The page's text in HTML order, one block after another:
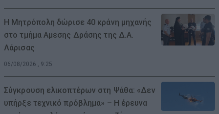
Η Μητρόπολη δώρισε 40 κράνη μηχανής
στο τμήμα Αμεσης Δράσης της Δ.Α.
Λάρισας
06/08/2026 , 9:25
Σύγκρουση ελικοπτέρων στη Ψάθα: «Δεν
υπήρξε τεχνικό πρόβλημα» – Η έρευνα